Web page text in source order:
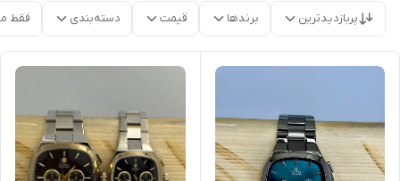
پربازدیدترین برندها قیمت دسته‌بندی فقط